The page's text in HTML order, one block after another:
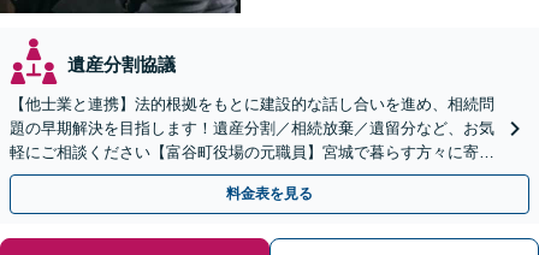
遺産分割協議
【他士業と連携】法的根拠をもとに建設的な話し合いを進め、相続問
題の早期解決を目指します！遺産分割／相続放棄／遺留分など、お気
軽にご相談ください【富谷町役場の元職員】宮城で暮らす方々に寄り
添う、敷居の低い事務所です【無料駐車場あり】
料金表を見る